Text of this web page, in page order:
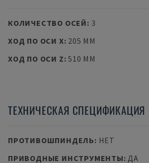
КОЛИЧЕСТВО ОСЕЙ: 3
ХОД ПО ОСИ X: 205 MM
ХОД ПО ОСИ Z:510 MM
ТЕХНИЧЕСКАЯ СПЕЦИФИКАЦИЯ
ПРОТИВОШПИНДЕЛЬ: НЕТ
ПРИВОДНЫЕ ИНСТРУМЕНТЫ:ДА